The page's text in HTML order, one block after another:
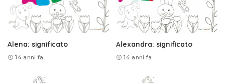
Alena: significato
14 anni fa
Alexandra: significato
14 anni fa